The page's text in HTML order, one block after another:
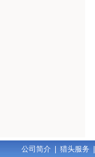
公司简介| 猎头服务|